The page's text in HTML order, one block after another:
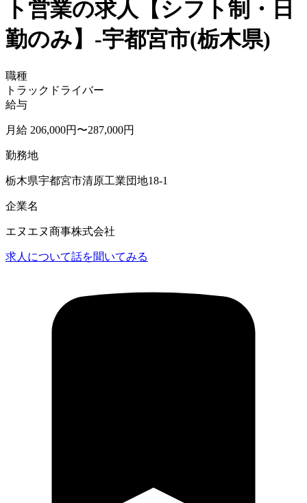
ト営業の求人【シフト制・日
勤のみ】-宇都宮市(栃木県)
職種
トラックドライバー
給与
月給 206,000円〜287,000円
勤務地
栃木県宇都宮市清原工業団地18-1
企業名
エヌエヌ商事株式会社
求人について話を聞いてみる